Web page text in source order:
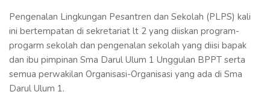
Pengenalan Lingkungan Pesantren dan Sekolah (PLPS) kali
ini bertempatan di sekretariat lt 2 yang diiskan program-
progarm sekolah dan pengenalan sekolah yang diisi bapak
dan ibu pimpinan Sma Darul Ulum 1 Unggulan BPPT serta
semua perwakilan Organisasi-Organisasi yang ada di Sma
Darul Ulum 1.